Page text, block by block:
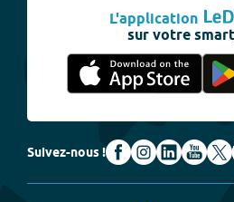
L'application
sur votre
Suivez-nous !